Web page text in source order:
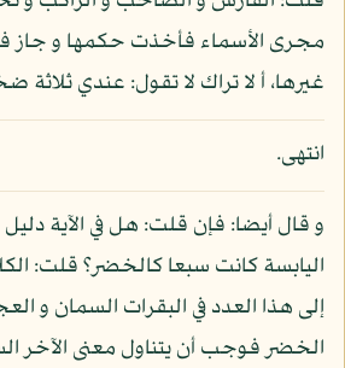
مجرى الأسماء فأخذت حكمها و جاز
غيرها، أ لا تراك لا تقول: عندي ثلاثة
انتهى.
و قال أيضا: فإن قلت: هل في الآية
اليابسة كانت سبعا كالخضر؟ قلت:
إلى هذا العدد في البقرات السمان و
الخضر فوجب أن يتناول معنى الآخر